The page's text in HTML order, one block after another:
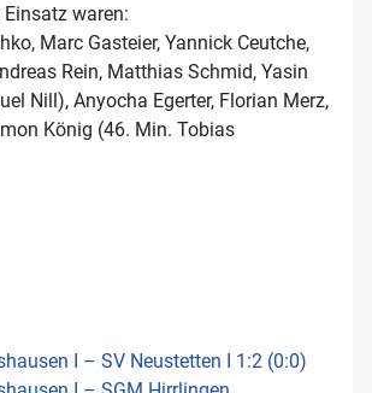
waren:
Marc Gasteier, Yannick Ceutche,
Rein, Matthias Schmid, Yasin
Nill), Anyocha Egerter, Florian Merz,
König (46. Min. Tobias
I – SV Neustetten I 1:2 (0:0)